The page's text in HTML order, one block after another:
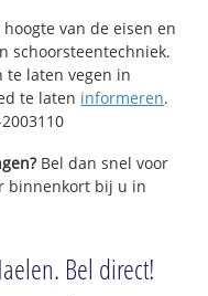
van de eisen en
schoorsteentechniek.
te laten vegen in
te laten informeren.
Bel dan snel voor
binnenkort bij u in
Bel direct!